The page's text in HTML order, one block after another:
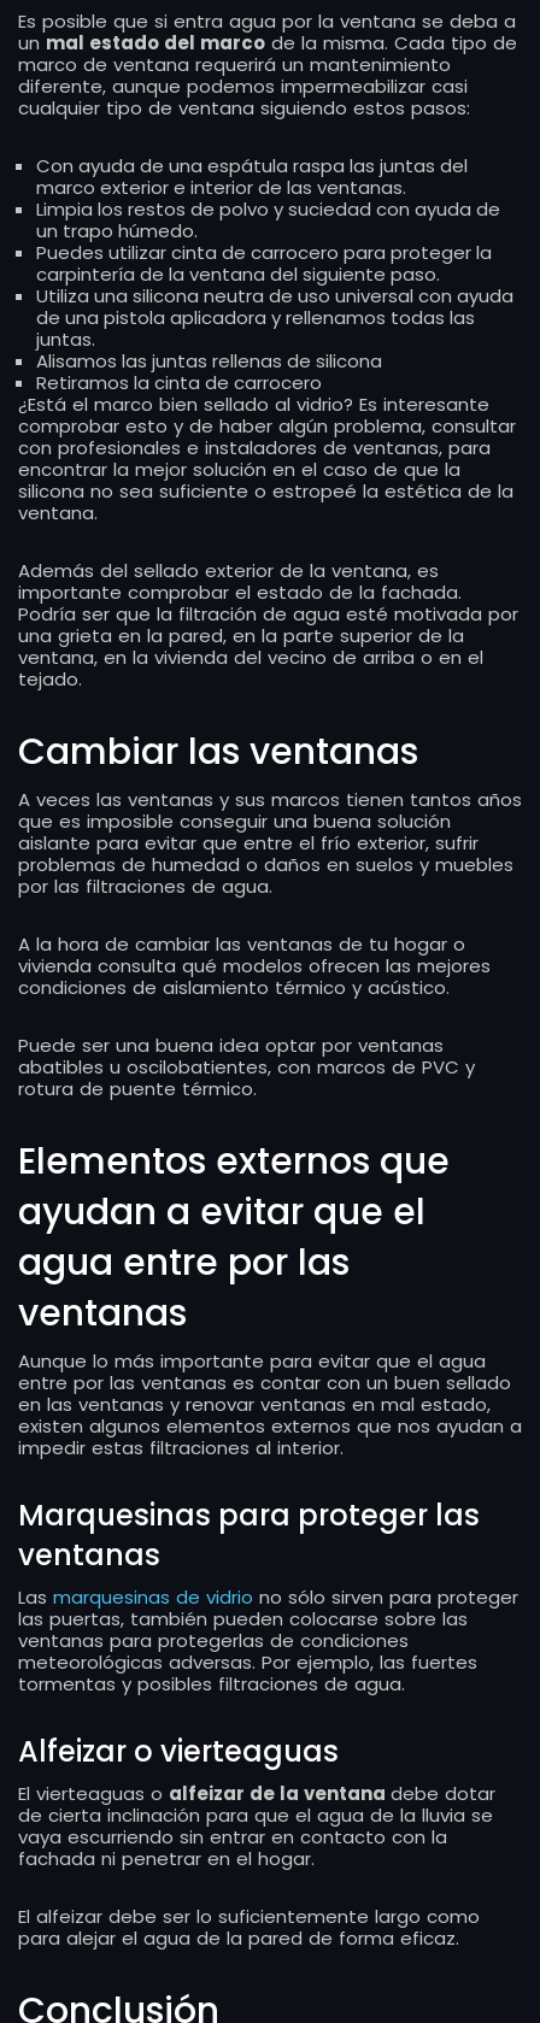
Es posible que si entra agua por la ventana se deba a
un mal estado del marco de la misma. Cada tipo de
marco de ventana requerirá un mantenimiento
diferente, aunque podemos impermeabilizar casi
cualquier tipo de ventana siguiendo estos pasos:
Con ayuda de una espátula raspa las juntas del
marco exterior e interior de las ventanas.
Limpia los restos de polvo y suciedad con ayuda de
un trapo húmedo.
Puedes utilizar cinta de carrocero para proteger la
carpintería de la ventana del siguiente paso.
Utiliza una silicona neutra de uso universal con ayuda
de una pistola aplicadora y rellenamos todas las
juntas.
Alisamos las juntas rellenas de silicona
Retiramos la cinta de carrocero
¿Está el marco bien sellado al vidrio? Es interesante
comprobar esto y de haber algún problema, consultar
con profesionales e instaladores de ventanas, para
encontrar la mejor solución en el caso de que la
silicona no sea suficiente o estropeé la estética de la
ventana.
Además del sellado exterior de la ventana, es
importante comprobar el estado de la fachada.
Podría ser que la filtración de agua esté motivada por
una grieta en la pared, en la parte superior de la
ventana, en la vivienda del vecino de arriba o en el
tejado.
Cambiar las ventanas
A veces las ventanas y sus marcos tienen tantos años
que es imposible conseguir una buena solución
aislante para evitar que entre el frío exterior, sufrir
problemas de humedad o daños en suelos y muebles
por las filtraciones de agua.
A la hora de cambiar las ventanas de tu hogar o
vivienda consulta qué modelos ofrecen las mejores
condiciones de aislamiento térmico y acústico.
Puede ser una buena idea optar por ventanas
abatibles u oscilobatientes, con marcos de PVC y
rotura de puente térmico.
Elementos externos que
ayudan a evitar que el
agua entre por las
ventanas
Aunque lo más importante para evitar que el agua
entre por las ventanas es contar con un buen sellado
en las ventanas y renovar ventanas en mal estado,
existen algunos elementos externos que nos ayudan a
impedir estas filtraciones al interior.
Marquesinas para proteger las
ventanas
Las marquesinas de vidrio no sólo sirven para proteger
las puertas, también pueden colocarse sobre las
ventanas para protegerlas de condiciones
meteorológicas adversas. Por ejemplo, las fuertes
tormentas y posibles filtraciones de agua.
Alfeizar o vierteaguas
El vierteaguas o alfeizar de la ventana debe dotar
de cierta inclinación para que el agua de la lluvia se
vaya escurriendo sin entrar en contacto con la
fachada ni penetrar en el hogar.
El alfeizar debe ser lo suficientemente largo como
para alejar el agua de la pared de forma eficaz.
Conclusión